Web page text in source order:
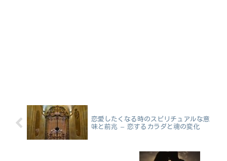
恋愛したくなる時のスピリチュアルな意
味と前兆 – 恋するカラダと魂の変化